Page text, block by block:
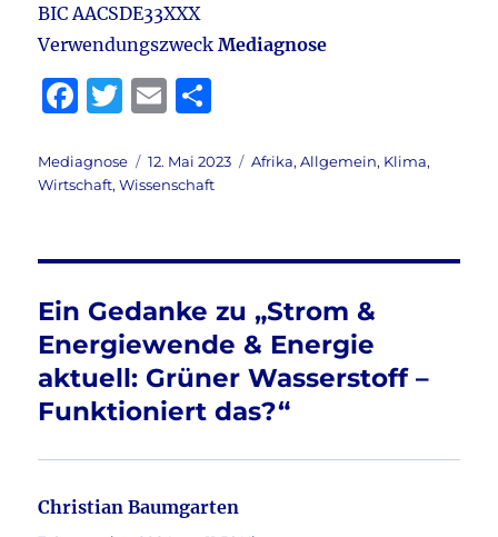
BIC AACSDE33XXX
VerwendungszweckMediagnose
F
c
e
o
o
k
T
it
te
E
ai
l
le
n
Autor
Mediagnose
Veröffentlicht
am
12. Mai 2023 Kategorien
Afrika,Allgemein, Klima,
Wirtschaft,Wissenschaft
Ein Gedanke zu „Strom &
Energiewende & Energie
aktuell: Grüner Wasserstoff –
Funktioniert das?“
Christian Baumgarten